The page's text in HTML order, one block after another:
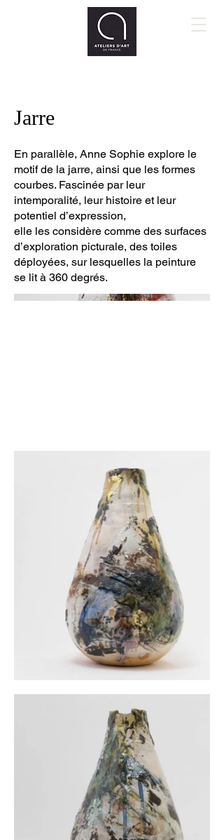
Jarre
En parallèle, Anne Sophie explore le
motif de la jarre, ainsi que les formes
courbes. Fascinée par leur
intemporalité, leur histoire et leur
potentiel d’expression,
elle les considère comme des surfaces
d’exploration picturale, des toiles
déployées, sur lesquelles la peinture
se lit à 360 degrés.